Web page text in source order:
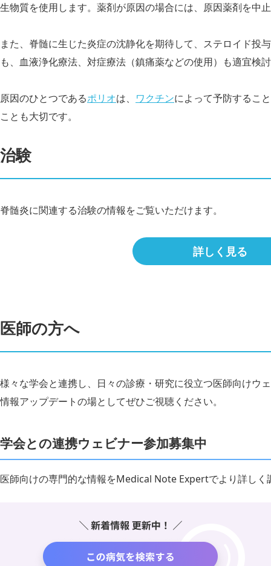
生物質を使用します。薬剤が原因の場合には、原因薬剤を中
また、脊髄に生じた炎症の沈静化を期待して、ステロイド投
も、血液浄化療法、対症療法（鎮痛薬などの使用）も適宜検
原因のひとつであるポリオは、 ワクチンによって予防するこ
ことも大切です。
治験
脊髄炎に関連する治験の情報をご覧いただけます。
詳しく見る
医師の方へ
様々な学会と連携し、日々の診療・研究に役立つ医師向けウ
情報アップデートの場としてぜひご視聴ください。
学会との連携ウェビナー参加募集中
医師向けの専門的な情報をMedical Note Expertでより詳しく